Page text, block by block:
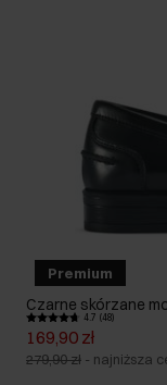
Premium
Czarne skórzane
4.7 (48)
169,90 zł
279,90 zł - najniższa